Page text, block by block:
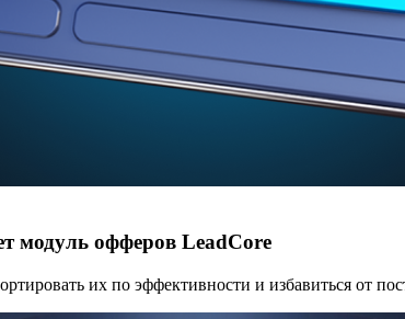
модуль офферов LeadCore
их по эффективности и избавиться от